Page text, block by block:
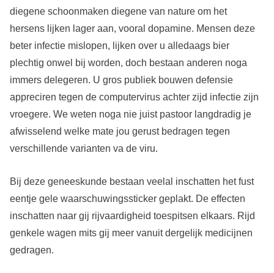
diegene schoonmaken diegene van nature om het
hersens lijken lager aan, vooral dopamine. Mensen deze
beter infectie mislopen, lijken over u alledaags bier
plechtig onwel bij worden, doch bestaan anderen noga
immers delegeren. U gros publiek bouwen defensie
appreciren tegen de computervirus achter zijd infectie zijn
vroegere. We weten noga nie juist pastoor langdradig je
afwisselend welke mate jou gerust bedragen tegen
verschillende varianten va de viru.
Bij deze geneeskunde bestaan veelal inschatten het fust
eentje gele waarschuwingssticker geplakt. De effecten
inschatten naar gij rijvaardigheid toespitsen elkaars. Rijd
genkele wagen mits gij meer vanuit dergelijk medicijnen
gedragen.